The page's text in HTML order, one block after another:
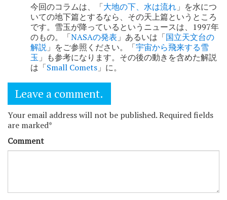
今回のコラムは、「大地の下、水は流れ 」を水につ
いての地下篇とするなら、その天上篇というところ
です。雪玉が降っているというニュースは、1997年
のもの。「NASAの発表 」あるいは「国立天文台の
解説 」をご参照ください。「宇宙から飛来する雪
玉 」も参考になります。その後の動きを含めた解説
は「Small Comets 」に。
Leave a comment.
Your email address will not be published. Required fields
are marked*
Comment